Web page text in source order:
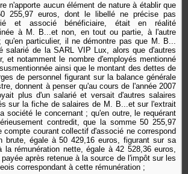
n'apporte aucun élément de nature à établir que
255,97 euros, dont le libellé ne précise pas
et associé bénéficiaire, était en réalité
à M. B...et non, en tout ou partie, à l'autre
particulier, il ne démontre pas que M. B...
salarié de la SARL VIP Lux, alors que d'autres
et notamment le nombre d'employés mentionné
ainsi que le montant des dettes de
de personnel figurant sur la balance générale
donnent à penser qu'au cours de l'année 2007
plus d'un salarié et versait d'autres salaires
sur la fiche de salaires de M. B...et sur l'extrait
société le concernant ; qu'en outre, le requérant
contredit, que la somme 50 255,97
compte courant collectif d'associé ne correspond
brute, égale à 50 429,16 euros, figurant sur sa
rémunération nette, égale à 42 528,36 euros,
après retenue à la source de l'impôt sur les
correspondant à cette rémunération ;